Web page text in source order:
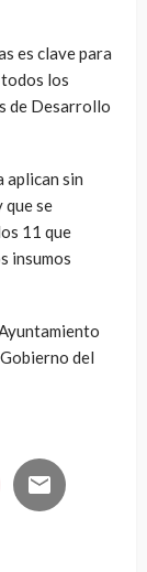
es clave para
los
de Desarrollo
aplican sin
que se
11 que
insumos
del